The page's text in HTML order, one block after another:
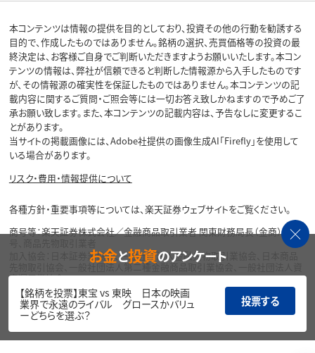
本コンテンツは情報の提供を目的としており、投資その他の行動を勧誘する
目的で、作成したものではありません。銘柄の選択、売買価格等の投資の最
終決定は、お客様ご自身でご判断いただきますようお願いいたします。本コン
テンツの情報は、弊社が信頼できると判断した情報源から入手したものです
が、その情報源の確実性を保証したものではありません。本コンテンツの記
載内容に関するご質問・ご照会等には一切お答え致しかねますので予めご了
承お願い致します。また、本コンテンツの記載内容は、予告なしに変更するこ
とがあります。
当サイトの掲載画像には、Adobe社提供の画像生成AI「Firefly」を使用して
いる場合があります。
リスク・費用・情報提供について
各種方針・重要事項等については、楽天証券ウェブサイトをご覧ください。
商号等：楽天証券株式会社／金融商品取引業者 関東財務局長（金商）第195
加入協会：日本証券業協会、一般社団法人金融先物取引業協会、日本商品
先物取引協会、一般社団法人第二種金融商品取引業協会、一般社団法人資
産運用業協会
Copyright©
1999-2026 Rakuten Securities, Inc. All
お金と投資のアンケート
【銘柄を投票】東宝 vs 東映 日本の映画
業界で永遠のライバル グロースかバリュ
ーどちらを選ぶ？
投票する